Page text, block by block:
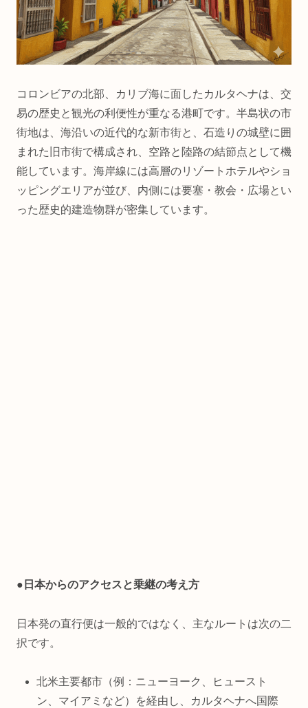
コロンビアの北部、カリブ海に面したカルタヘナは、交
易の歴史と観光の利便性が重なる港町です。半島状の市
街地は、海沿いの近代的な新市街と、石造りの城壁に囲
まれた旧市街で構成され、空路と陸路の結節点として機
能しています。海岸線には高層のリゾートホテルやショ
ッピングエリアが並び、内側には要塞・教会・広場とい
った歴史的建造物群が密集しています。
●日本からのアクセスと乗継の考え方
日本発の直行便は一般的ではなく、主なルートは次の二
択です。
北米主要都市（例：ニューヨーク、ヒュースト
ン、マイアミなど）を経由し、カルタヘナへ国際